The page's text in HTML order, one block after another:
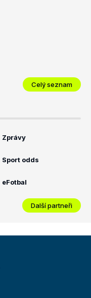
Celý seznam
Zprávy
Sport odds
eFotbal
Další partneři